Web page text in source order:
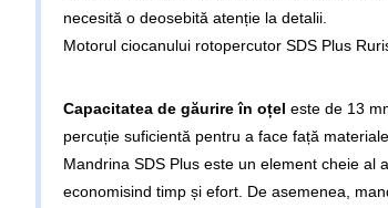
necesită o deosebită atenție la detalii.
Motorul ciocanului rotopercutor SDS Plus
Capacitatea de găurire în oțel este de 13
percuție suficientă pentru a face față
Mandrina SDS Plus este un element cheie al
economisind timp și efort. De asemenea,